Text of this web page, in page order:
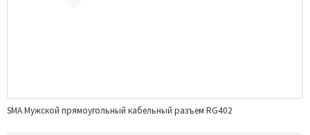
SMA Мужской прямоугольный кабельный разъем RG402